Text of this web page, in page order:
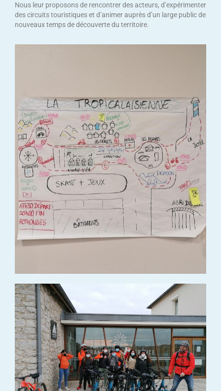
Nous leur proposons de rencontrer des acteurs, d’expérimenter
des circuits touristiques et d’animer auprès d’un large public de
nouveaux temps de découverte du territoire.